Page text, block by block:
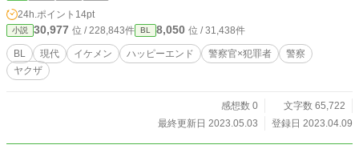
24h.ポイント 14pt
小説 30,977 位 / 228,843件 BL 8,050 位 / 31,438件
BL 現代 イケメン ハッピーエンド 警察官×犯罪者
警察
ヤクザ
感想数 0
文字数 65,722
最終更新日 2023.05.03
登録日 2023.04.09